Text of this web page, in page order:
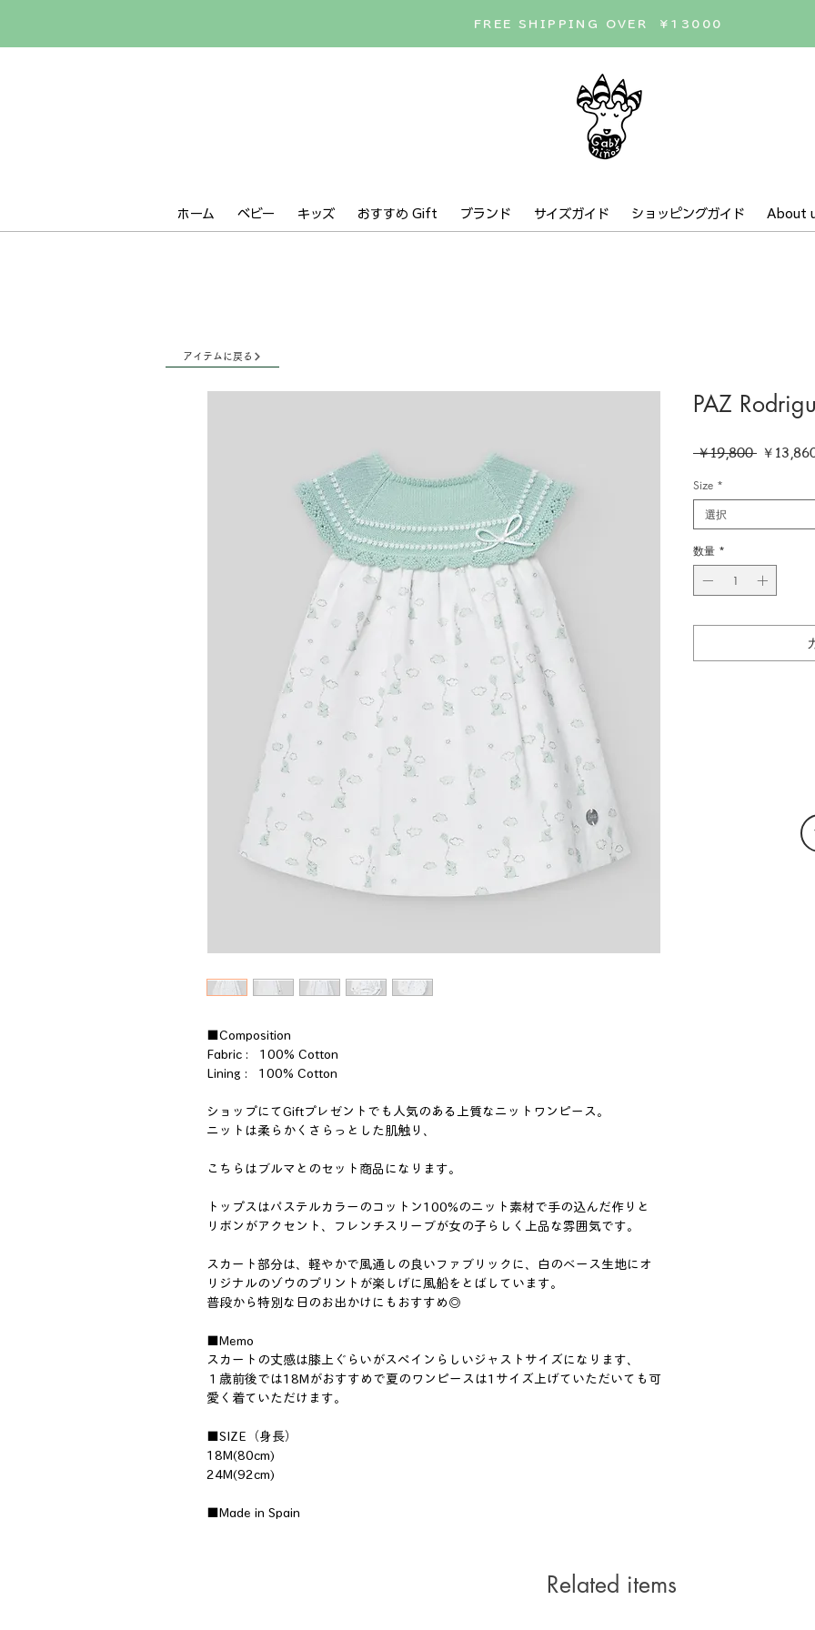
FREE SHIPPING OVER ¥13000
ホーム ベビー キッズ おすすめ Gift ブランド サイズガイド ショッピングガイド About
■Composition
Fabric : 100% Cotton
Lining : 100% Cotton
ショップにてGiftプレゼントでも人気のある上質なニットワンピース。
ニットは柔らかくさらっとした肌触り、
こちらはブルマとのセット商品になります。
トップスはパステルカラーのコットン100%のニット素材で手の込んだ作りと
リボンがアクセント、フレンチスリーブが女の子らしく上品な雰囲気です。
スカート部分は、軽やかで風通しの良いファブリックに、白のベース生地にオ
リジナルのゾウのプリントが楽しげに風船をとばしています。
普段から特別な日のお出かけにもおすすめ◎
■Memo
スカートの丈感は膝上ぐらいがスペインらしいジャストサイズになります、
１歳前後では18Mがおすすめで夏のワンピースは1サイズ上げていただいても可
愛く着ていただけます。
■SIZE（身長）
18M(80cm)
24M(92cm)
■Made in Spain
PAZ
￥19,800 通
格
￥
Size *
選択
数量 *
Related items
アイテムに戻る